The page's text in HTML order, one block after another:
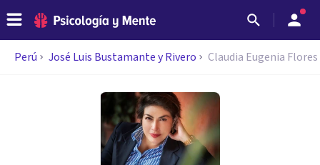
Perú José Luis Bustamante y Rivero Claudia Eugenia